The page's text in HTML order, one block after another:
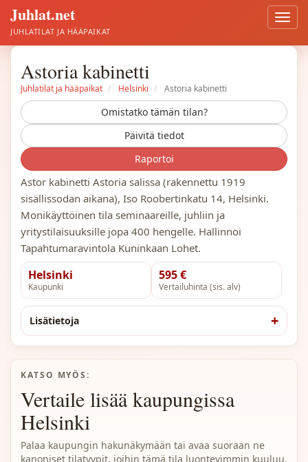
Avaa
Juhlat.net
JUHLATILAT JA HÄÄPAIKAT
Omistatko tämän tilan?
Päivitä tiedot
Raportoi
Astoria kabinetti
Juhlatilat ja hääpaikat Helsinki Astoria kabinetti
Astor kabinetti Astoria salissa (rakennettu 1919
sisällissodan aikana), Iso Roobertinkatu 14, Helsinki.
Monikäyttöinen tila seminaareille, juhliin ja
yritystilaisuuksille jopa 400 hengelle. Hallinnoi
Tapahtumaravintola Kuninkaan Lohet.
Helsinki
Kaupunki
595 €
Vertailuhinta (sis. alv)
Lisätietoja
KATSO MYÖS:
Vertaile lisää kaupungissa
Helsinki
Palaa kaupungin hakunäkymään tai avaa suoraan ne
kanoniset tilatyypit, joihin tämä tila luontevimmin kuuluu.